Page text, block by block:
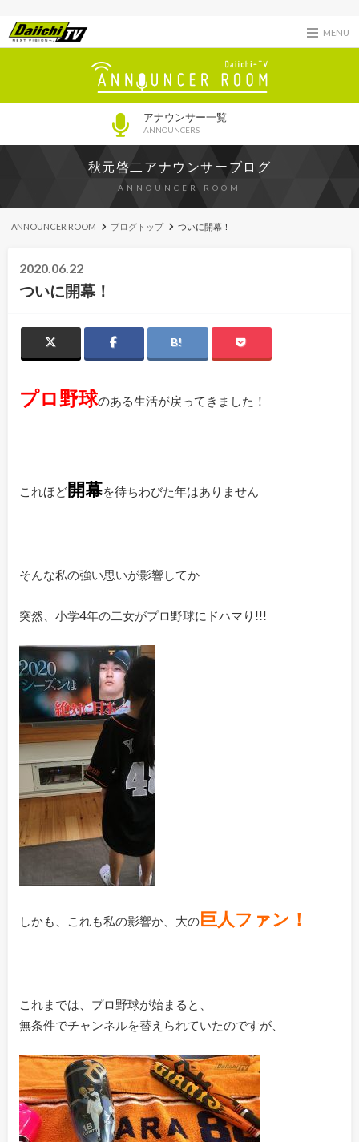
MENU
アナウンサー一覧
ANNOUNCERS
秋元啓二アナウンサーブログ
ANNOUNCER ROOM
ANNOUNCER ROOM ブログトップ ついに開幕！
2020.06.22
ついに開幕！
プロ野球のある生活が戻ってきました！
これほど開幕を待ちわびた年はありません
そんな私の強い思いが影響してか
突然、小学4年の二女がプロ野球にドハマり!!!
しかも、これも私の影響か、大の巨人ファン！
これまでは、プロ野球が始まると、
無条件でチャンネルを替えられていたのですが、